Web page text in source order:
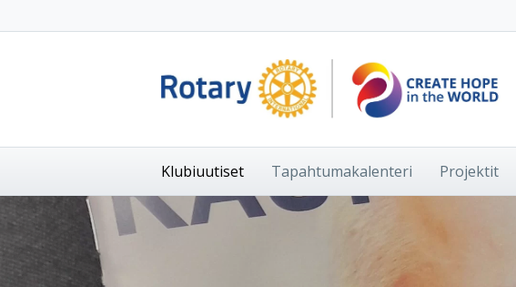
Klubiuutiset Tapahtumakalenteri Projektit